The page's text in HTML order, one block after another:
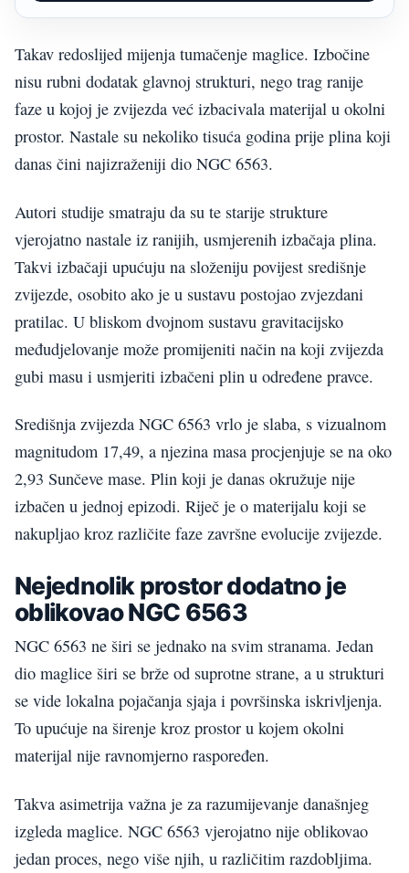
Takav redoslijed mijenja tumačenje maglice. Izbočine
nisu rubni dodatak glavnoj strukturi, nego trag ranije
faze u kojoj je zvijezda već izbacivala materijal u okolni
prostor. Nastale su nekoliko tisuća godina prije plina koji
danas čini najizraženiji dio NGC 6563.
Autori studije smatraju da su te starije strukture
vjerojatno nastale iz ranijih, usmjerenih izbačaja plina.
Takvi izbačaji upućuju na složeniju povijest središnje
zvijezde, osobito ako je u sustavu postojao zvjezdani
pratilac. U bliskom dvojnom sustavu gravitacijsko
međudjelovanje može promijeniti način na koji zvijezda
gubi masu i usmjeriti izbačeni plin u određene pravce.
Središnja zvijezda NGC 6563 vrlo je slaba, s vizualnom
magnitudom 17,49, a njezina masa procjenjuje se na oko
2,93 Sunčeve mase. Plin koji je danas okružuje nije
izbačen u jednoj epizodi. Riječ je o materijalu koji se
nakupljao kroz različite faze završne evolucije zvijezde.
Nejednolik prostor dodatno je
oblikovao NGC 6563
NGC 6563 ne širi se jednako na svim stranama. Jedan
dio maglice širi se brže od suprotne strane, a u strukturi
se vide lokalna pojačanja sjaja i površinska iskrivljenja.
To upućuje na širenje kroz prostor u kojem okolni
materijal nije ravnomjerno raspoređen.
Takva asimetrija važna je za razumijevanje današnjeg
izgleda maglice. NGC 6563 vjerojatno nije oblikovao
jedan proces, nego više njih, u različitim razdobljima.